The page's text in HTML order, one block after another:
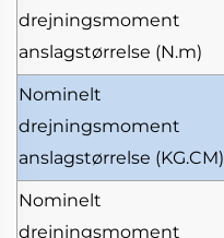
drejningsmoment
anslagstørrelse (N.m)
Nominelt
drejningsmoment
anslagstørrelse (KG.CM)
Nominelt
drejningsmoment